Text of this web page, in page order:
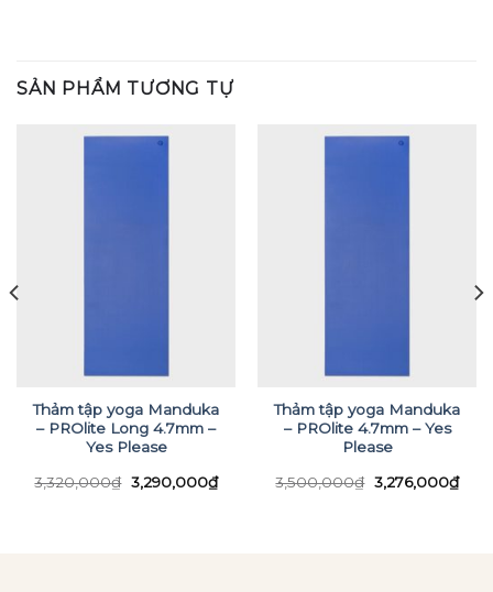
SẢN PHẨM TƯƠNG TỰ
Thảm tập yoga Manduka
– PROlite Long 4.7mm –
Yes Please
3,320,000₫ Giá
gốc
3,290,000₫Giá
hiện
Thảm tập yoga Manduka
– PROlite 4.7mm – Yes
Please
3,500,000₫ Giá
gốc
3,276,000₫Giá
hiện